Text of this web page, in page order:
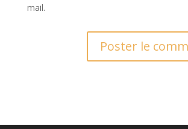
mail.